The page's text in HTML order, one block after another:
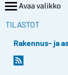
Avaa valikko
TILASTOT
Rakennus- ja